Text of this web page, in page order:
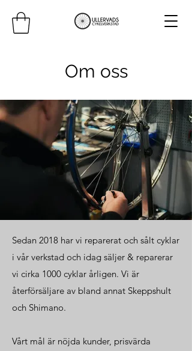
Om oss
Sedan 2018 har vi reparerat och sålt cyklar
i vår verkstad och idag säljer & reparerar
vi cirka 1000 cyklar årligen. Vi är
återförsäljare av bland annat Skeppshult
och Shimano.
Vårt mål är nöjda kunder, prisvärda